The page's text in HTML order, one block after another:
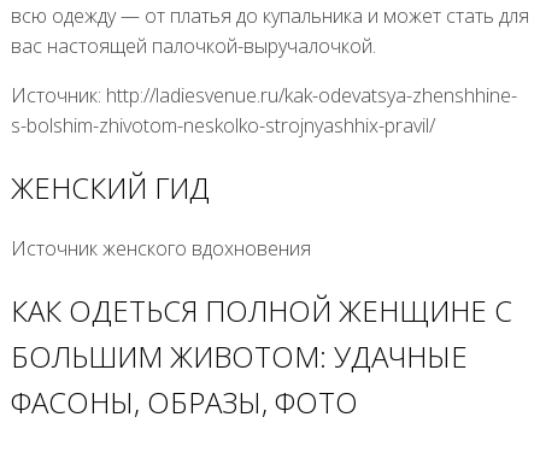
всю одежду — от платья до купальника и может стать для
вас настоящей палочкой-выручалочкой.
Источник: http://ladiesvenue.ru/kak-odevatsya-zhenshhine-
s-bolshim-zhivotom-neskolko-strojnyashhix-pravil/
ЖЕНСКИЙ ГИД
Источник женского вдохновения
КАК ОДЕТЬСЯ ПОЛНОЙ ЖЕНЩИНЕ С
БОЛЬШИМ ЖИВОТОМ: УДАЧНЫЕ
ФАСОНЫ, ОБРАЗЫ, ФОТО